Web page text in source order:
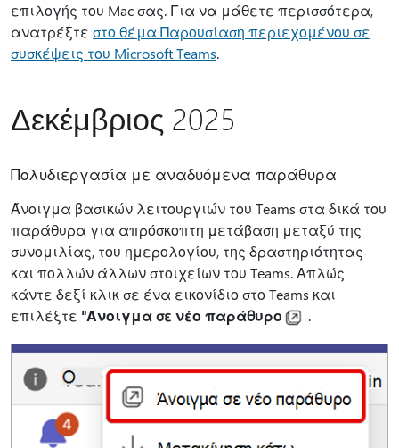
επιλογής του Mac σας. Για να μάθετε περισσότερα,
ανατρέξτε στο θέμα Παρουσίαση περιεχομένου σε
συσκέψεις του Microsoft Teams.
Δεκέμβριος 2025
Πολυδιεργασία με αναδυόμενα παράθυρα
Άνοιγμα βασικών λειτουργιών του Teams στα δικά του
παράθυρα για απρόσκοπτη μετάβαση μεταξύ της
συνομιλίας, του ημερολογίου, της δραστηριότητας
και πολλών άλλων στοιχείων του Teams. Απλώς
κάντε δεξί κλικ σε ένα εικονίδιο στο Teams και
επιλέξτε "Άνοιγμα σε νέο παράθυρο .